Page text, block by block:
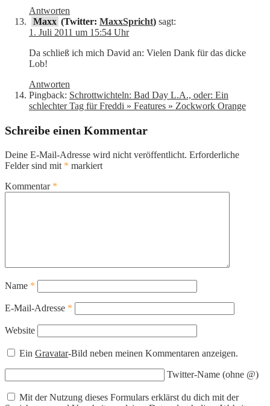
Antworten
Maxx (Twitter: MaxxSpricht) sagt:
1. Juli 2011 um 15:54 Uhr
Da schließ ich mich David an: Vielen Dank für das dicke
Lob!
Antworten
Pingback: Schrottwichteln: Bad Day L.A., oder: Ein
schlechter Tag für Freddi » Features » Zockwork Orange
Schreibe einen Kommentar
Deine E-Mail-Adresse wird nicht veröffentlicht. Erforderliche
Felder sind mit * markiert
Kommentar *
Name *
E-Mail-Adresse *
Website
EinGravatar-Bild neben meinen Kommentaren anzeigen.
Twitter-Name (ohne @)
Mit der Nutzung dieses Formulars erklärst du dich mit der